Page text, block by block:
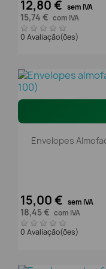
12,80 € sem IVA
15,74 € com IVA
0 Avaliação(ões)
Envelopes
15,00 € sem IVA
18,45 € com IVA
0 Avaliação(ões)